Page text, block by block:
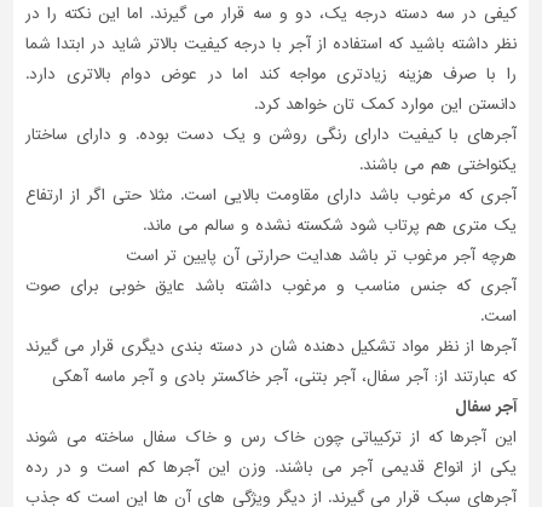
کیفی در سه دسته درجه یک، دو و سه قرار می گیرند. اما این نکته را در
نظر داشته باشید که استفاده از آجر با درجه کیفیت بالاتر شاید در ابتدا شما
را با صرف هزینه زیادتری مواجه کند اما در عوض دوام بالاتری دارد.
دانستن این موارد کمک تان خواهد کرد.
آجرهای با کیفیت دارای رنگی روشن و یک دست بوده. و دارای ساختار
یکنواختی هم می باشند.
آجری که مرغوب باشد دارای مقاومت بالایی است. مثلا حتی اگر از ارتفاع
یک متری هم پرتاب شود شکسته نشده و سالم می ماند.
هرچه آجر مرغوب تر باشد هدایت حرارتی آن پایین تر است
آجری که جنس مناسب و مرغوب داشته باشد عایق خوبی برای صوت
است.
آجرها از نظر مواد تشکیل دهنده شان در دسته بندی دیگری قرار می گیرند
که عبارتند از: آجر سفال، آجر بتنی، آجر خاکستر بادی و آجر ماسه آهکی
آجر سفال
این آجرها که از ترکیباتی چون خاک رس و خاک سفال ساخته می شوند
یکی از انواع قدیمی آجر می باشند. وزن این آجرها کم است و در رده
آجرهای سبک قرار می گیرند. از دیگر ویژگی های آن ها این است که جذب